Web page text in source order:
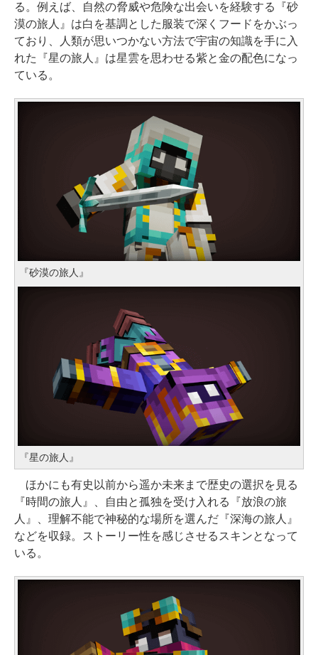
る。例えば、自然の脅威や危険な出会いを経験する『砂
漠の旅人』は白を基調とした服装で深くフードをかぶっ
ており、人類が思いつかない方法で宇宙の知識を手に入
れた『星の旅人』は星雲を思わせる紫と金の配色になっ
ている。
『砂漠の旅人』
『星の旅人』
ほかにも有史以前から遥か未来まで歴史の選択を見る
『時間の旅人』、自由と孤独を受け入れる『放浪の旅
人』、理解不能で神秘的な場所を選んだ『深海の旅人』
などを収録。ストーリー性を感じさせるスキンとなって
いる。